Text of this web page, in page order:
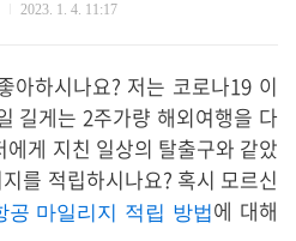
2023. 1. 4. 11:17
아하시나요? 저는 코로나19 이
길게는 2주가량 해외여행을 다
게 지친 일상의 탈출구와 같았
를 적립하시나요? 혹시 모르신
공 마일리지 적립 방법에 대해